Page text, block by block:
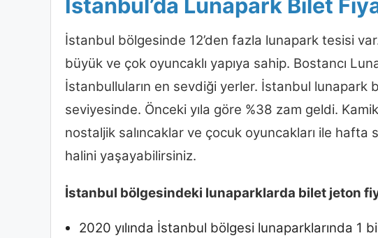
İstanbul bölgesinde 12’den fazla lunapark tesisi
büyük ve çok oyuncaklı yapıya sahip. Bostancı
İstanbulluların en sevdiği yerler. İstanbul lunapark
seviyesinde. Önceki yıla göre %38 zam geldi.
nostaljik salıncaklar ve çocuk oyuncakları ile hafta
halini yaşayabilirsiniz.
İstanbul bölgesindeki lunaparklarda bilet jeton
2020 yılında İstanbul bölgesi lunaparklarında 1